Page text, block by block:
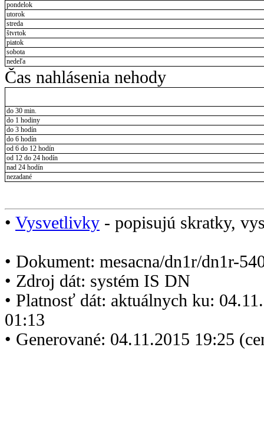
pondelok
utorok
streda
štvrtok
piatok
sobota
nedeľa
Čas nahlásenia nehody
do 30 min.
do 1 hodiny
do 3 hodín
do 6 hodín
od 6 do 12 hodín
od 12 do 24 hodín
nad 24 hodín
nezadané
• Vysvetlivky - popisujú skratky,
• Dokument: mesacna/dn1r/dn1r-
• Zdroj dát: systém IS DN
• Platnosť dát: aktuálnych ku:
01:13
• Generované: 04.11.2015 19:25